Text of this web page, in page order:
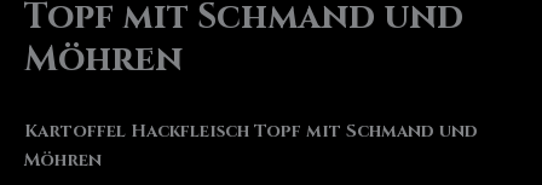
Topf mit Schmand und
Möhren
Kartoffel Hackfleisch Topf mit Schmand und
Möhren